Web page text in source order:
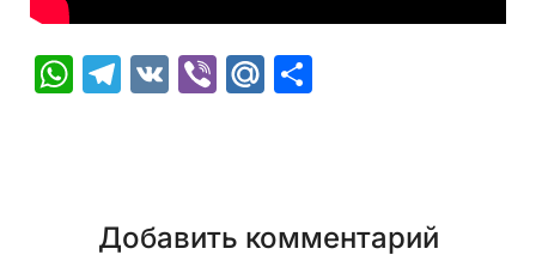
WhatsApp
Telegram
VK ViberMail.Ru
Добавить комментарий